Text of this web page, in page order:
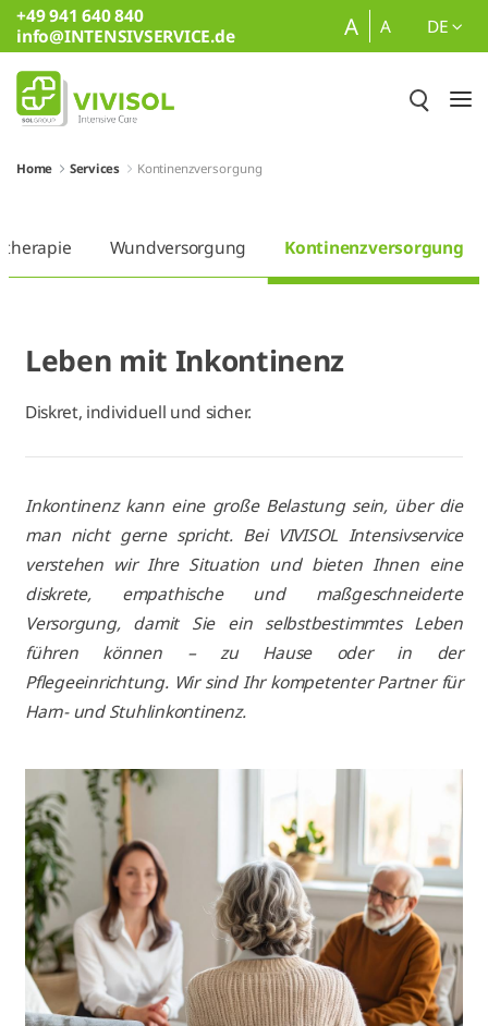
Zum Hauptinhalt springen
+49 941 640 840
info@INTENSIVSERVICE.de
A A DE
Home Services Kontinenzversorgung
Wundversorgung Kontinenzversorgung
Leben mit Inkontinenz
Diskret, individuell und sicher.
Inkontinenz kann eine große Belastung sein, über die
man nicht gerne spricht. Bei VIVISOL Intensivservice
verstehen wir Ihre Situation und bieten Ihnen eine
diskrete, empathische und maßgeschneiderte
Versorgung, damit Sie ein selbstbestimmtes Leben
führen können – zu Hause oder in der
Pflegeeinrichtung. Wir sind Ihr kompetenter Partner für
Harn- und Stuhlinkontinenz.